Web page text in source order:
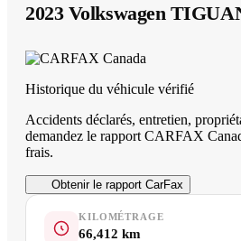
2023 Volkswagen
Historique du véhicule vérifié
Accidents déclarés, entretien,
demandez le rapport CARFAX
frais.
Obtenir le rapport CarFax
KILOMÉTRAGE
66,412 km